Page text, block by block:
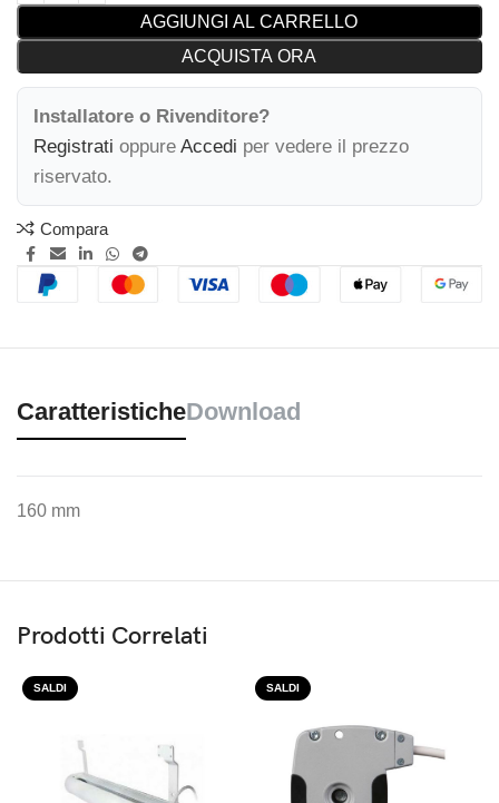
AGGIUNGI AL CARRELLO
ACQUISTA ORA
Installatore o Rivenditore?
Registrati oppure Accedi per vedere il prezzo
riservato.
Compara
CaratteristicheDownload
160 mm
Prodotti Correlati
SALDI SALDI